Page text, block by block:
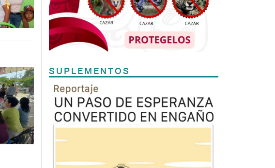
SUPLEMENTOS
Previous
TODOS LOS SUPLEMENTOS